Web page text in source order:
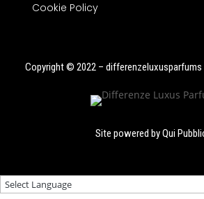
Cookie Policy
Copyright © 2022 – differenzeluxusparfums
Site powered byQui